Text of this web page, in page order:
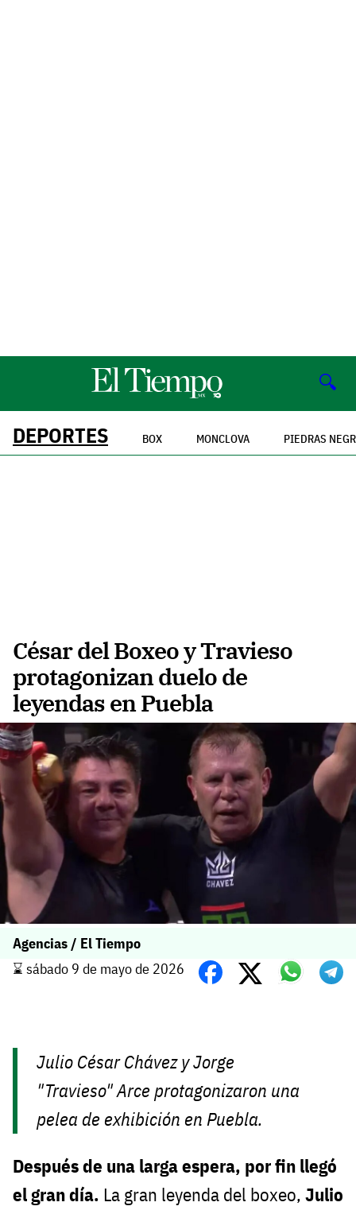
🔍
DEPORTES BOX MONCLOVA PIEDRAS
César del Boxeo y Travieso
protagonizan duelo de
leyendas en Puebla
Agencias / El Tiempo
⌛️ sábado 9 de mayo de 2026
Julio César Chávez y Jorge
"Travieso" Arce protagonizaron una
pelea de exhibición en Puebla.
Después de una larga espera, por fin llegó
el gran día. La gran leyenda del boxeo, Julio